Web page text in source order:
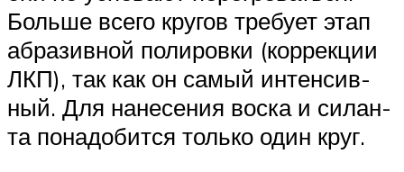
Боль­ше все­го кру­гов тре­бу­ет этап
абра­зив­ной поли­ров­ки (кор­рек­ции
ЛКП), так как он самый интен­сив­
ный. Для нане­се­ния вос­ка и силан­
та пона­до­бит­ся толь­ко один круг.